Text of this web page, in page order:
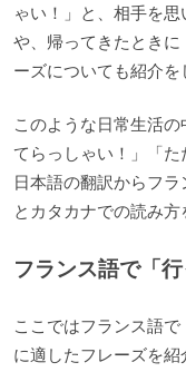
ゃい！」と、相手を
や、帰ってきたとき
ーズについても紹介を
このような日常生活
てらっしゃい！」「た
日本語の翻訳からフ
とカタカナでの読み方
フランス語で「
ここではフランス語
に適したフレーズを紹